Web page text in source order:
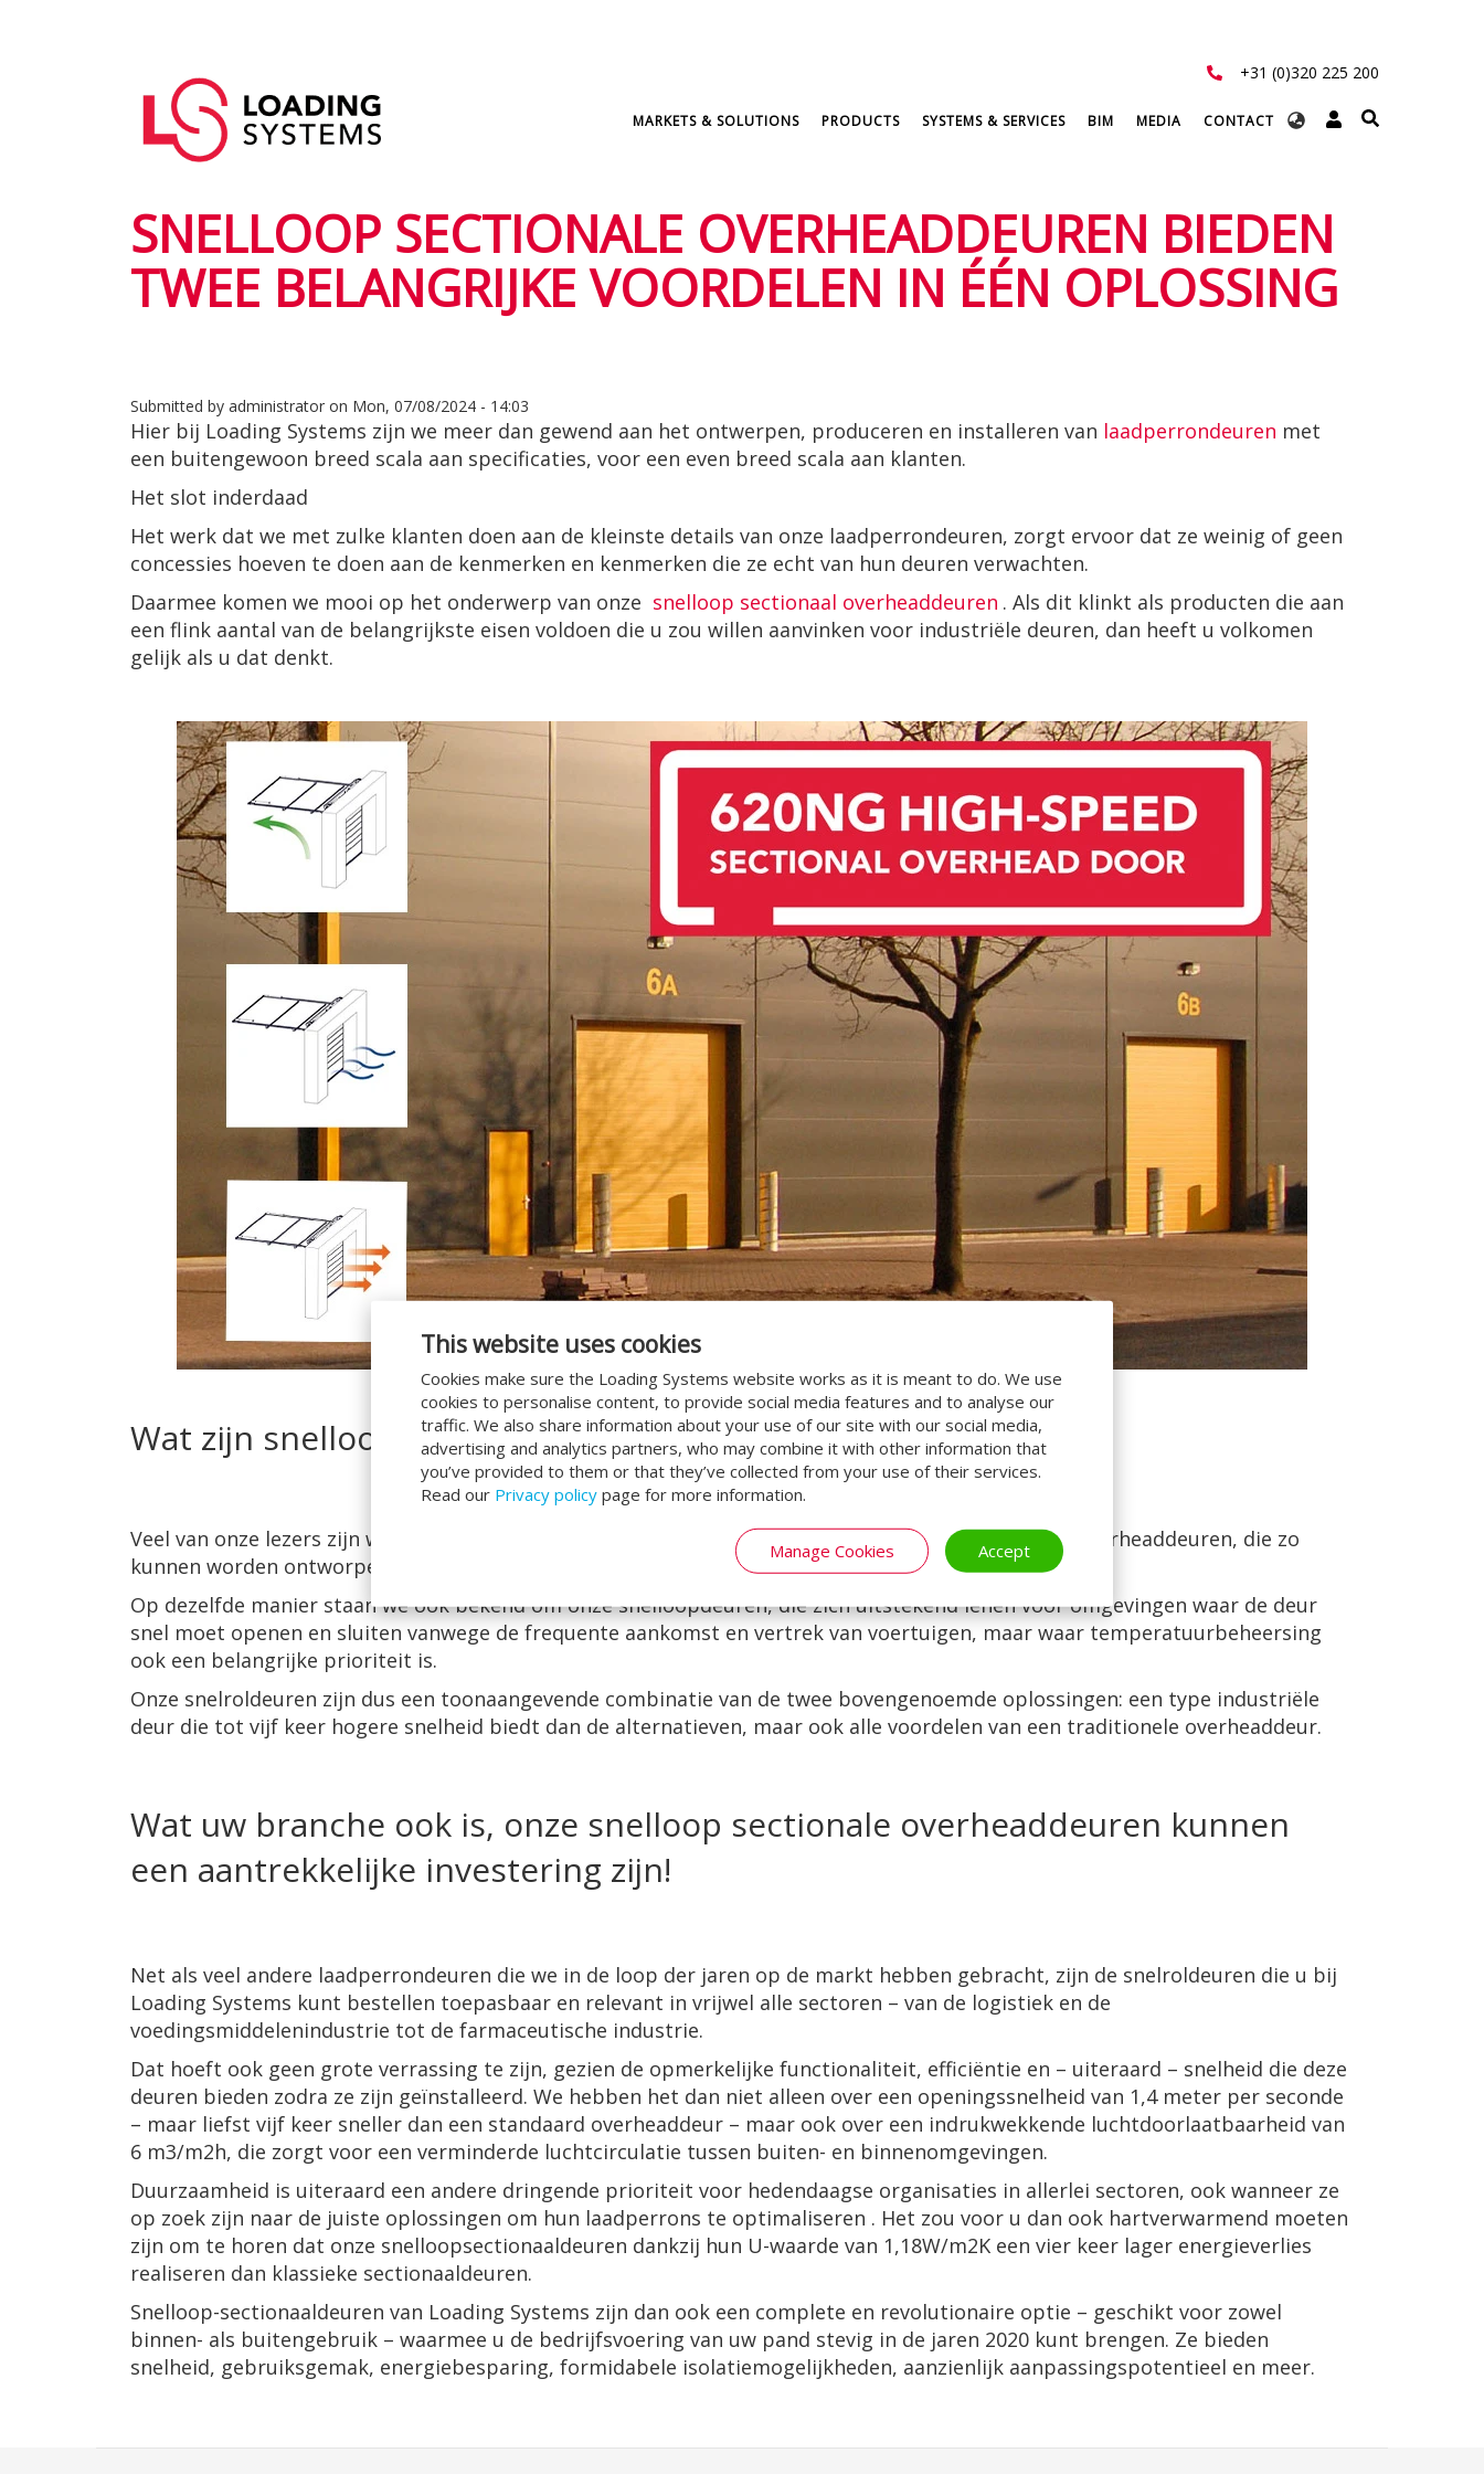
This website uses cookies
Cookies make sure the Loading Systems website works as it is meant to do. We use
cookies to personalise content, to provide social media features and to analyse our
traffic. We also share information about your use of our site with our social media,
advertising and analytics partners, who may combine it with other information that
you’ve provided to them or that they’ve collected from your use of their services.
Read our Privacy policy page for more information.
Manage Cookies Accept
+31 (0)320 225 200
Select
User
account
menu
Main
navigation
MARKETS & SOLUTIONS PRODUCTS SYSTEMS & SERVICES BIM MEDIA CONTACT
SNELLOOP SECTIONALE OVERHEADDEUREN BIEDEN
TWEE BELANGRIJKE VOORDELEN IN ÉÉN OPLOSSING
Submitted by administrator on Mon, 07/08/2024 - 14:03
Hier bij Loading Systems zijn we meer dan gewend aan het ontwerpen, produceren en installeren van laadperrondeuren met
een buitengewoon breed scala aan specificaties, voor een even breed scala aan klanten.
Het slot inderdaad
Het werk dat we met zulke klanten doen aan de kleinste details van onze laadperrondeuren, zorgt ervoor dat ze weinig of geen
concessies hoeven te doen aan de kenmerken en kenmerken die ze echt van hun deuren verwachten.
Daarmee komen we mooi op het onderwerp van onze snelloop sectionaal overheaddeuren . Als dit klinkt als producten die aan
een flink aantal van de belangrijkste eisen voldoen die u zou willen aanvinken voor industriële deuren, dan heeft u volkomen
gelijk als u dat denkt.
Wat zijn snelloop sectionaal overheaddeuren?
Veel van onze lezers zijn wellicht bekend met onze expertise en staat van dienst op het gebied van overheaddeuren, die zo
kunnen worden ontworpen dat ze optimaal passen in vrijwel elke omgeving.
Op dezelfde manier staan we ook bekend om onze snelloopdeuren, die zich uitstekend lenen voor omgevingen waar de deur
snel moet openen en sluiten vanwege de frequente aankomst en vertrek van voertuigen, maar waar temperatuurbeheersing
ook een belangrijke prioriteit is.
Onze snelroldeuren zijn dus een toonaangevende combinatie van de twee bovengenoemde oplossingen: een type industriële
deur die tot vijf keer hogere snelheid biedt dan de alternatieven, maar ook alle voordelen van een traditionele overheaddeur.
Wat uw branche ook is, onze snelloop sectionale overheaddeuren kunnen
een aantrekkelijke investering zijn!
Net als veel andere laadperrondeuren die we in de loop der jaren op de markt hebben gebracht, zijn de snelroldeuren die u bij
Loading Systems kunt bestellen toepasbaar en relevant in vrijwel alle sectoren – van de logistiek en de
voedingsmiddelenindustrie tot de farmaceutische industrie.
Dat hoeft ook geen grote verrassing te zijn, gezien de opmerkelijke functionaliteit, efficiëntie en – uiteraard – snelheid die deze
deuren bieden zodra ze zijn geïnstalleerd. We hebben het dan niet alleen over een openingssnelheid van 1,4 meter per seconde
– maar liefst vijf keer sneller dan een standaard overheaddeur – maar ook over een indrukwekkende luchtdoorlaatbaarheid van
6 m3/m2h, die zorgt voor een verminderde luchtcirculatie tussen buiten- en binnenomgevingen.
Duurzaamheid is uiteraard een andere dringende prioriteit voor hedendaagse organisaties in allerlei sectoren, ook wanneer ze
op zoek zijn naar de juiste oplossingen om hun laadperrons te optimaliseren . Het zou voor u dan ook hartverwarmend moeten
zijn om te horen dat onze snelloopsectionaaldeuren dankzij hun U-waarde van 1,18W/m2K een vier keer lager energieverlies
realiseren dan klassieke sectionaaldeuren.
Snelloop-sectionaaldeuren van Loading Systems zijn dan ook een complete en revolutionaire optie – geschikt voor zowel
binnen- als buitengebruik – waarmee u de bedrijfsvoering van uw pand stevig in de jaren 2020 kunt brengen. Ze bieden
snelheid, gebruiksgemak, energiebesparing, formidabele isolatiemogelijkheden, aanzienlijk aanpassingspotentieel en meer.